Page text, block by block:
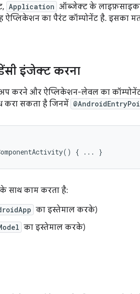
Application ऑब्जेक्ट के
ऐप्लिकेशन का पैरंट कॉम्पोनेंट है. इसका
इंजेक्ट करना
करने और ऐप्लिकेशन-लेवल का कॉम्पोनेंट
करा सकता है जिनमें
() { ... }
साथ काम करता है:
का इस्तेमाल करके)
का इस्तेमाल करके)